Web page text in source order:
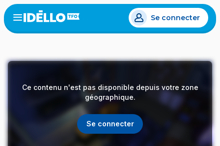
Aller
au
contenu
Open
menu
Se connecter
Ce contenu n'est pas disponible depuis votre zone
géographique.
Se connecter